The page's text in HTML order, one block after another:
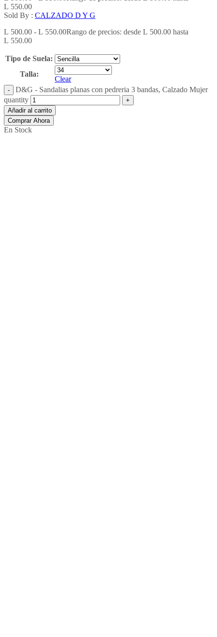
L 550.00
Sold By : CALZADO D Y G
L 500.00 - L 550.00Rango de precios: desde L 500.00 hasta
L 550.00
Tipo de Suela:
Talla:
Clear
D&G - Sandalias planas con pedreria 3 bandas, Calzado Mujer
quantity
Añadir al carrito
Comprar Ahora
En Stock